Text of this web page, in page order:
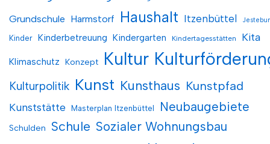
Grundschule Harmstorf Haushalt Itzenbüttel
Kinder Kinderbetreuung Kindergarten Kindertagesstätten Kita
Klimaschutz Konzept Kultur
Kulturpolitik Kunst Kunsthaus Kunstpfad
Kunststätte Masterplan Itzenbüttel Neubaugebiete
Schulden Schule Sozialer Wohnungsbau